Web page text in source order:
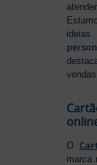
O
marca